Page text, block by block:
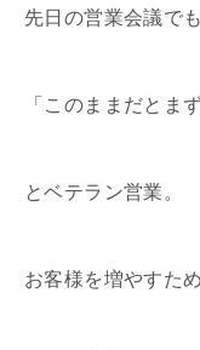
先日の営業会議でも
「このままだとま
とベテラン営業。
お客様を増やすた